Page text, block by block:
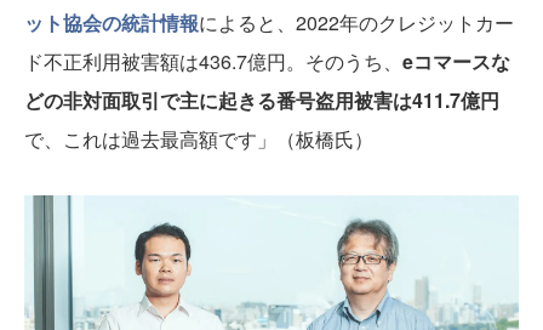
ット協会の統計情報によると、2022年のクレジットカー
ド不正利用被害額は436.7億円。そのうち、 eコマースな
どの非対面取引で主に起きる番号盗用被害は411.7億円
で、これは過去最高額です」（板橋氏）